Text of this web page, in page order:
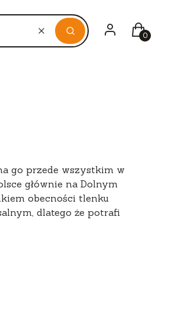
ŻÓŁTY BIAŁY,
WyczyśćSzukaj
Zaloguj sięKoszyk
go przede wszystkim w
głównie na Dolnym
obecności tlenku
dlatego że potrafi